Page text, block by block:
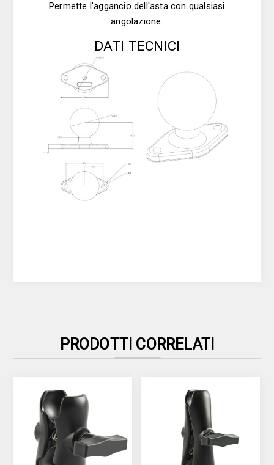
Permette l'aggancio dell'asta con qualsiasi
angolazione.
DATI TECNICI
PRODOTTI CORRELATI